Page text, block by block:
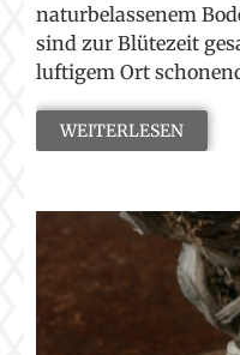
naturbelassenem
sind zur Blütezeit
luftigem Ort
WEITERLESEN